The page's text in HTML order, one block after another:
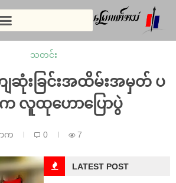
သတင်း
ျဆုံးခြင်းအထိမ်းအမှတ် ပ
လူထုဟောပြောပွဲ
က 0 7
LATEST POST